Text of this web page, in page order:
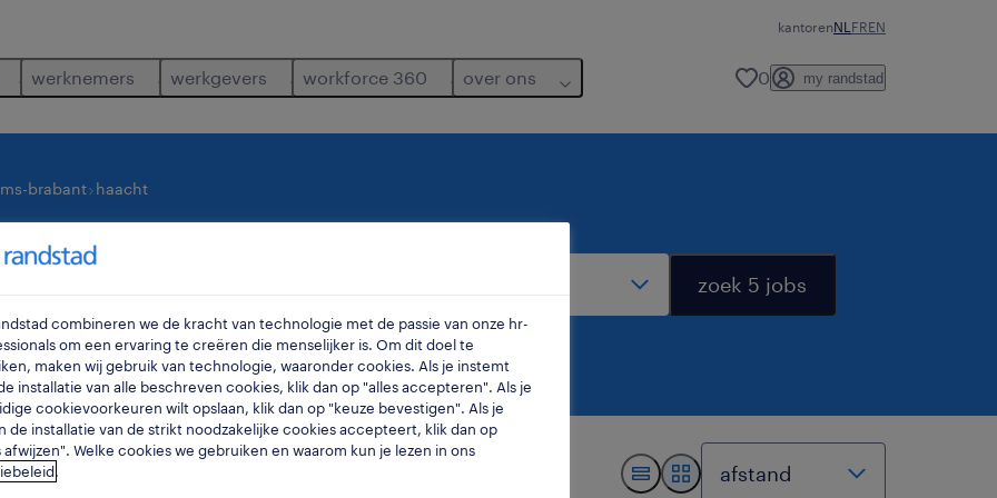
kantorenNL FREN
werknemers werkgevers workforce 360 over ons 0 my randstad
brabant haacht
waar
zoek 5 jobs
in haacht.
combineren we de kracht van technologie met de passie van onze hr-
om een ervaring te creëren die menselijker is. Om dit doel te
maken wij gebruik van technologie, waaronder cookies. Als je instemt
installatie van alle beschreven cookies, klik dan op "alles accepteren". Als je
cookievoorkeuren wilt opslaan, klik dan op "keuze bevestigen". Als je
de installatie van de strikt noodzakelijke cookies accepteert, klik dan op
afwijzen". Welke cookies we gebruiken en waarom kun je lezen in ons
.